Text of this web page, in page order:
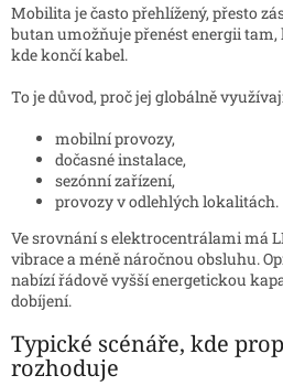
Mobilita je často přehlížený, přesto
butan umožňuje přenést energii tam,
kde končí kabel.
To je důvod, proč jej globálně
mobilní provozy,
dočasné instalace,
sezónní zařízení,
provozy v odlehlých lokalitách.
Ve srovnání s elektrocentrálami má
vibrace a méně náročnou obsluhu.
nabízí řádově vyšší energetickou
dobíjení.
Typické scénáře, kde
rozhoduje